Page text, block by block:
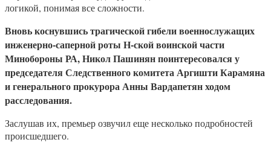
логикой, понимая все сложности.
Вновь коснувшись трагической гибели военнослужащих
инженерно-саперной роты Н-ской воинской части
Минобороны РА, Никол Пашинян поинтересовался у
председателя Следственного комитета Аргишти Карамяна
и генерального прокурора Анны Вардапетян ходом
расследования.
Заслушав их, премьер озвучил еще несколько подробностей
происшедшего.